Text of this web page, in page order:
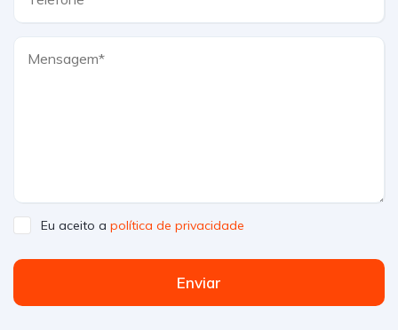
Eu aceito a política de privacidade
Enviar